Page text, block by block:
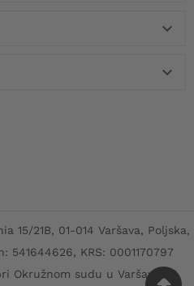


15/21B, 01-014 Varšava, Poljska,
541644626, KRS: 0001170797
Okružnom sudu u Varšavi, XII